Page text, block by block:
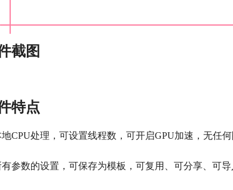
截图
特点
地CPU处理，可设置线程数，可开启GPU加速，无任何
有参数的设置，可保存为模板，可复用、可分享、可导